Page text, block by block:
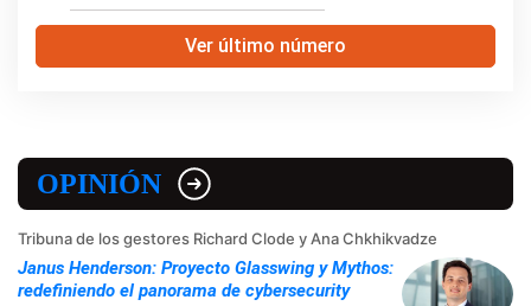
Ver último número
OPINIÓN
Tribuna de los gestores Richard Clode y Ana Chkhikvadze
Janus Henderson: Proyecto Glasswing y Mythos:
redefiniendo el panorama de cybersecurity